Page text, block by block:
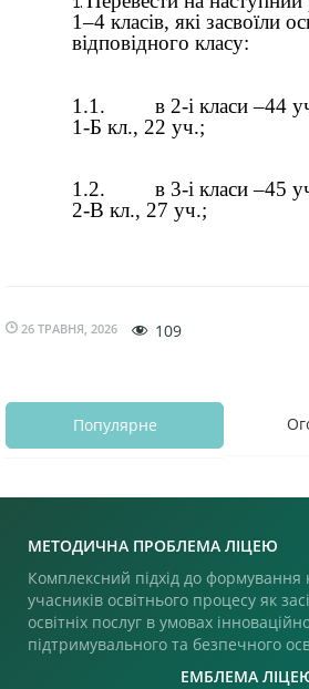
26 ТРАВНЯ, 2026 109
Популярне
МЕТОДИЧНА ПРОБЛЕМА ЛІЦЕЮ
Комплексний підхід до формування
учасників освітнього процесу як
освітніх послуг в умовах
підтримувального та безпечного
ЕМБЛЕМА